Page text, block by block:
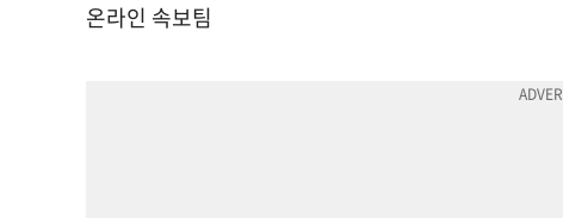
온라인 속보팀